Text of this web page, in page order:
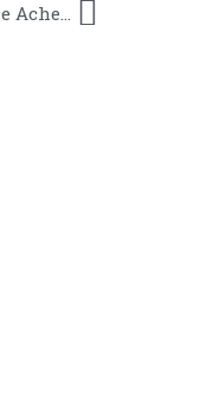
Νέα Μελέτη με τίτλο “Modelling the end of the Acheulean at global and continental levels suggests widespread persistence into the Middle Palaeolithic” για το τέλος της Αχελαίας σε ελεύθερη πρόσβαση